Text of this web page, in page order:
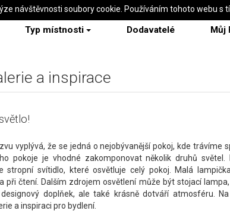
Typ místnosti Dodavatelé Můj
a inspirace
vyplývá, že se jedná o nejobývanější pokoj, kde trávíme
pokoje je vhodné zakomponovat několik druhů světel.
stropní svítidlo, které osvětluje celý pokoj. Malá
při čtení. Dalším zdrojem osvětlení může být stojací
doplňek, ale také krásně dotváří atmosféru.
a inspiraci pro bydlení.
návštěvnosti soubory cookie. Používáním tohoto webu s